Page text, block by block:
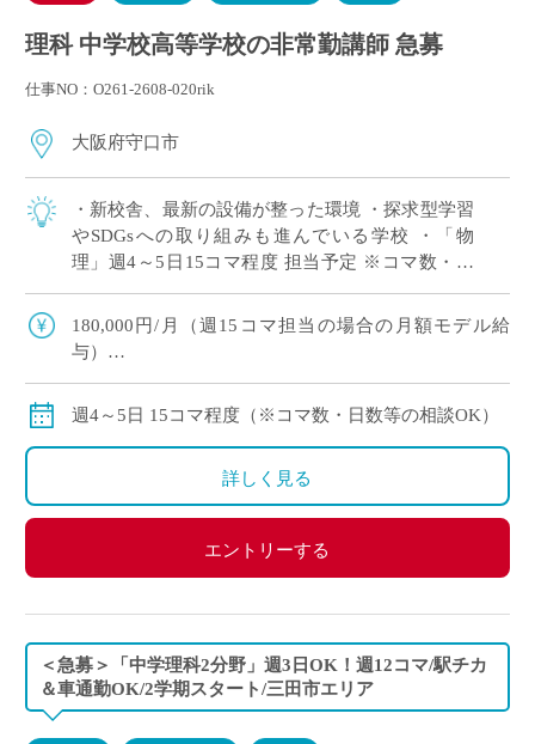
理科 中学校高等学校の非常勤講師 急募
仕事NO：O261-2608-020rik
大阪府守口市
・新校舎、最新の設備が整った環境 ・探求型学習
やSDGsへの取り組みも進んでいる学校 ・「物
理」週4～5日15コマ程度 担当予定 ※コマ数・日
校にて、理科の非常勤講師で勤務い […]
180,000円/月（週15コマ担当の場合の月額モデル給
与）
※月の途中からご勤務開始の場合は、日割計算になり
週4～5日 15コマ程度（※コマ数・日数等の相談OK）
詳しく見る
エントリーする
＜急募＞「中学理科2分野」週3日OK！週12コマ/駅チカ
＆車通勤OK/2学期スタート/三田市エリア